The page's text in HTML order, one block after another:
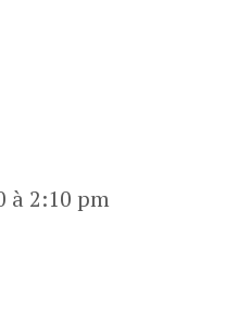
à 2:10 pm